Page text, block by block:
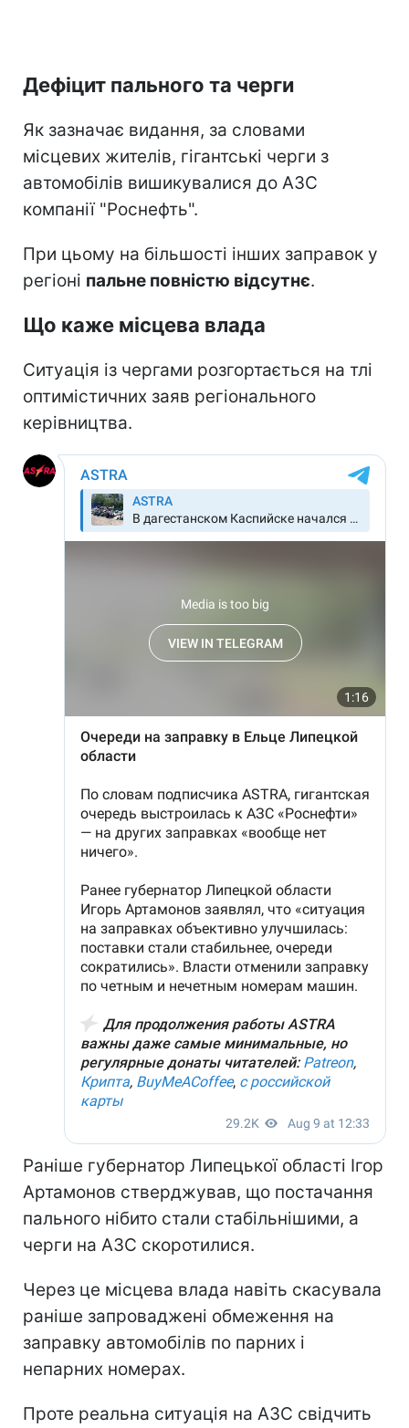
Дефіцит пального та черги
Як зазначає видання, за словами
місцевих жителів, гігантські черги з
автомобілів вишикувалися до АЗС
компанії "Роснефть".
При цьому на більшості інших заправок у
регіоні пальне повністю відсутнє.
Що каже місцева влада
Ситуація із чергами розгортається на тлі
оптимістичних заяв регіонального
керівництва.
Раніше губернатор Липецької області Ігор
Артамонов стверджував, що постачання
пального нібито стали стабільнішими, а
черги на АЗС скоротилися.
Через це місцева влада навіть скасувала
раніше запроваджені обмеження на
заправку автомобілів по парних і
непарних номерах.
Проте реальна ситуація на АЗС свідчить